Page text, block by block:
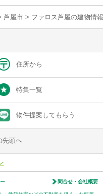
芦屋市 > ファロス芦屋の建物情
住所から
特集一覧
物件提案してもらう
先頭へ
問合せ・会社概要